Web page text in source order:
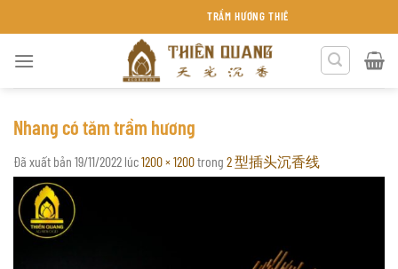
đến
TRẦM HƯƠNG THIÊN QUANG KHÁNH HÒA
Nhang có tăm trầm hương
Đã xuất bản 19/11/2022 lúc1200 × 1200trong 2 型插头沉香线